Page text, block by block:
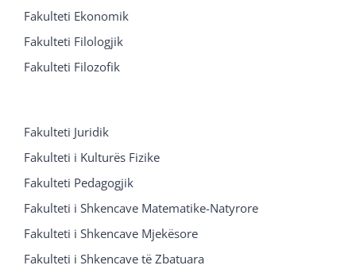
Fakulteti Ekonomik
Fakulteti Filologjik
Fakulteti Filozofik
Fakulteti Juridik
Fakulteti i Kulturës Fizike
Fakulteti Pedagogjik
Fakulteti i Shkencave Matematike-Natyrore
Fakulteti i Shkencave Mjekësore
Fakulteti i Shkencave të Zbatuara